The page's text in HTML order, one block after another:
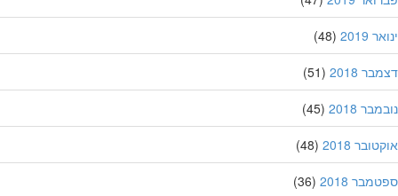
2019
(48)
2018
(51)
2018
(45)
2018
(48)
2018
(36)